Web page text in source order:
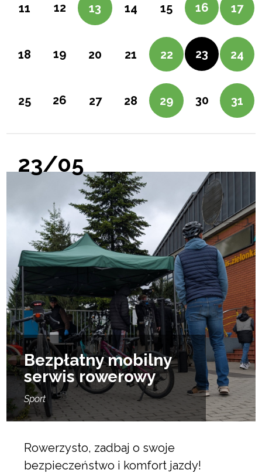
11 12 13 14 15 16 17
18 19 20 21 22 23 24
25 26 27 28 29 30 31
23/05
Bezpłatny mobilny
serwis rowerowy
Sport
Rowerzysto, zadbaj o swoje
bezpieczeństwo i komfort jazdy!